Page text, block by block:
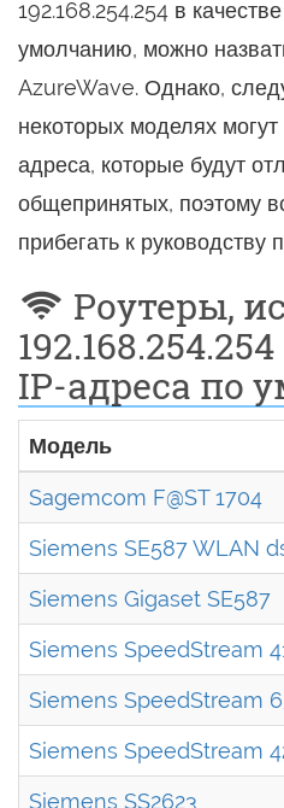
192.168.254.254 в
умолчанию, можно
AzureWave. Однако,
некоторых моделях могут
адреса, которые будут
общепринятых, поэтому
прибегать к руководству
Роутеры,
IP-адреса по
Модель
Sagemcom F@ST 1704
Siemens SE587 WLAN
Siemens Gigaset SE587
Siemens SpeedStream
Siemens SpeedStream
Siemens SpeedStream
Siemens SS2623